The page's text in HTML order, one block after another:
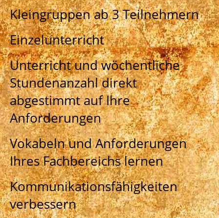
Kleingruppen ab 3 Teilnehmern
Einzelunterricht
Unterricht und wöchentliche
Stundenanzahl direkt
abgestimmt auf Ihre
Anforderungen
Vokabeln und Anforderungen
Ihres Fachbereichs lernen
Kommunikationsfähigkeiten
verbessern